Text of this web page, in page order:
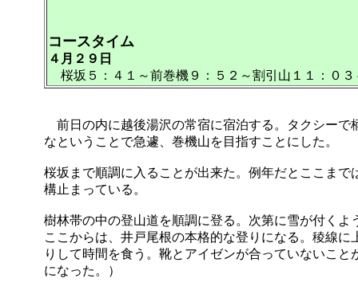
コースタイム
４月２９日
桜坂５：４１～前巻機９：５２～割引山１１：０
前日の内に越後湯沢の常宿に宿泊する。タクシーで
なということで急遽、巻機山を目指すことにした。
桜坂まで順調に入ることが出来た。例年だとここま
構止まっている。
樹林帯の中の登山道を順調に登る。次第に雪が付く
ここからは、井戸尾根の本格的な登りになる。稜線
りして時間を食う。靴とアイゼンが合っていないこ
になった。）